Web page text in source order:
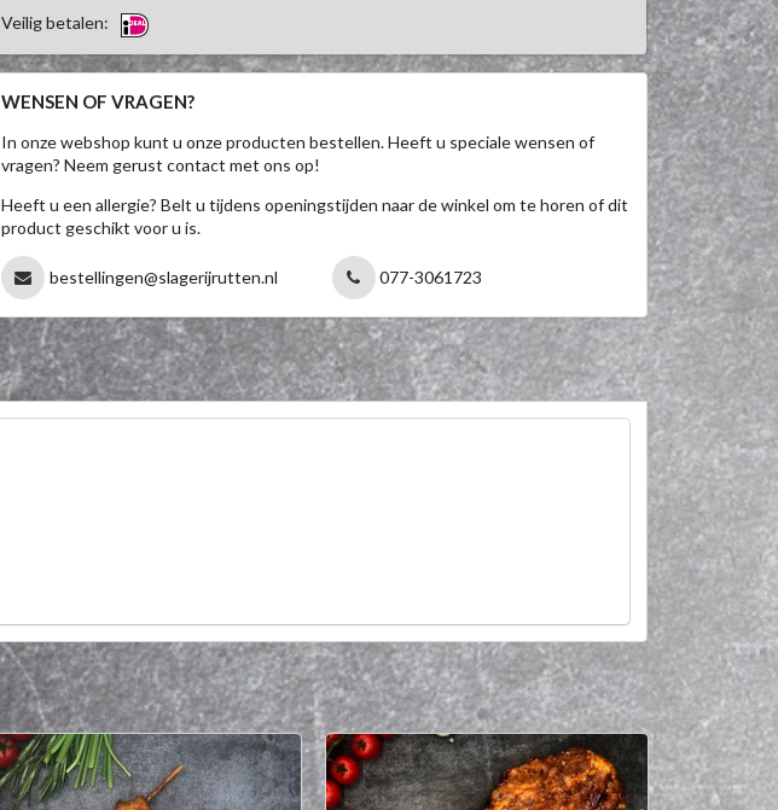
Veilig betalen:
WENSEN OF VRAGEN?
In onze webshop kunt u onze producten bestellen. Heeft u speciale wensen of
vragen? Neem gerust contact met ons op!
Heeft u een allergie? Belt u tijdens openingstijden naar de winkel om te horen of dit
product geschikt voor u is.
bestellingen@slagerijrutten.nl 077-3061723